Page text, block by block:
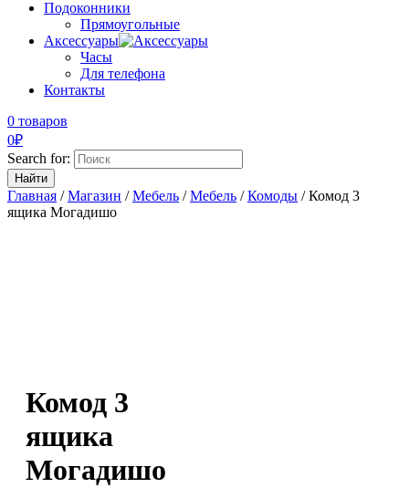
Подоконники
Прямоугольные
Аксессуары
Часы
Для телефона
Контакты
0 товаров
0₽
Search for:
Главная /Магазин /Мебель /Мебель /Комоды / Комод 3
ящика Могадишо
Комод 3
ящика
Могадишо